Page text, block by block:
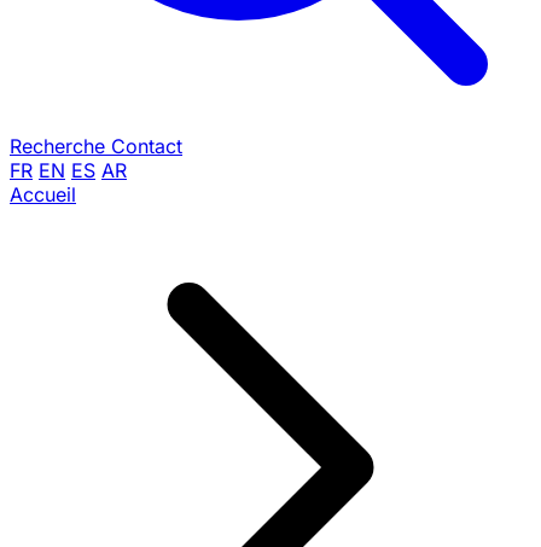
Recherche Contact
FR EN ES AR
Accueil